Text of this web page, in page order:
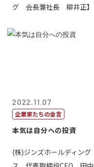
グ 会長兼社長 柳井正】
2022.11.07
企業家たちの金言
本気は自分への投資
(株)ジンズホールディング